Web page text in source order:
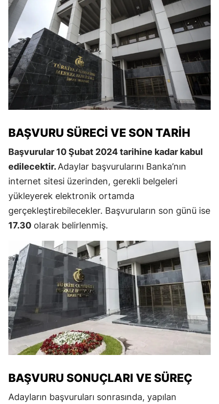
BAŞVURU SÜRECI VE SON TARIH
Başvurular 10 Şubat 2024 tarihine kadar kabul
edilecektir.Adaylar başvurularını Banka’nın
internet sitesi üzerinden, gerekli belgeleri
yükleyerek elektronik ortamda
gerçekleştirebilecekler. Başvuruların son günü ise
17.30 olarak belirlenmiş.
BAŞVURU SONUÇLARI VE SÜREÇ
Adayların başvuruları sonrasında, yapılan